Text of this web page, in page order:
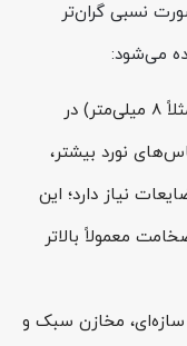
نسبی گران‌تر
می‌شود:
تولید ورق عریض با ضخامت پایین‌تر (مثلاً 8 میلی‌متر) در
نورد بیشتر،
نیاز دارد؛ این
معمولاً بالاتر
سازه‌ای، مخازن سبک و